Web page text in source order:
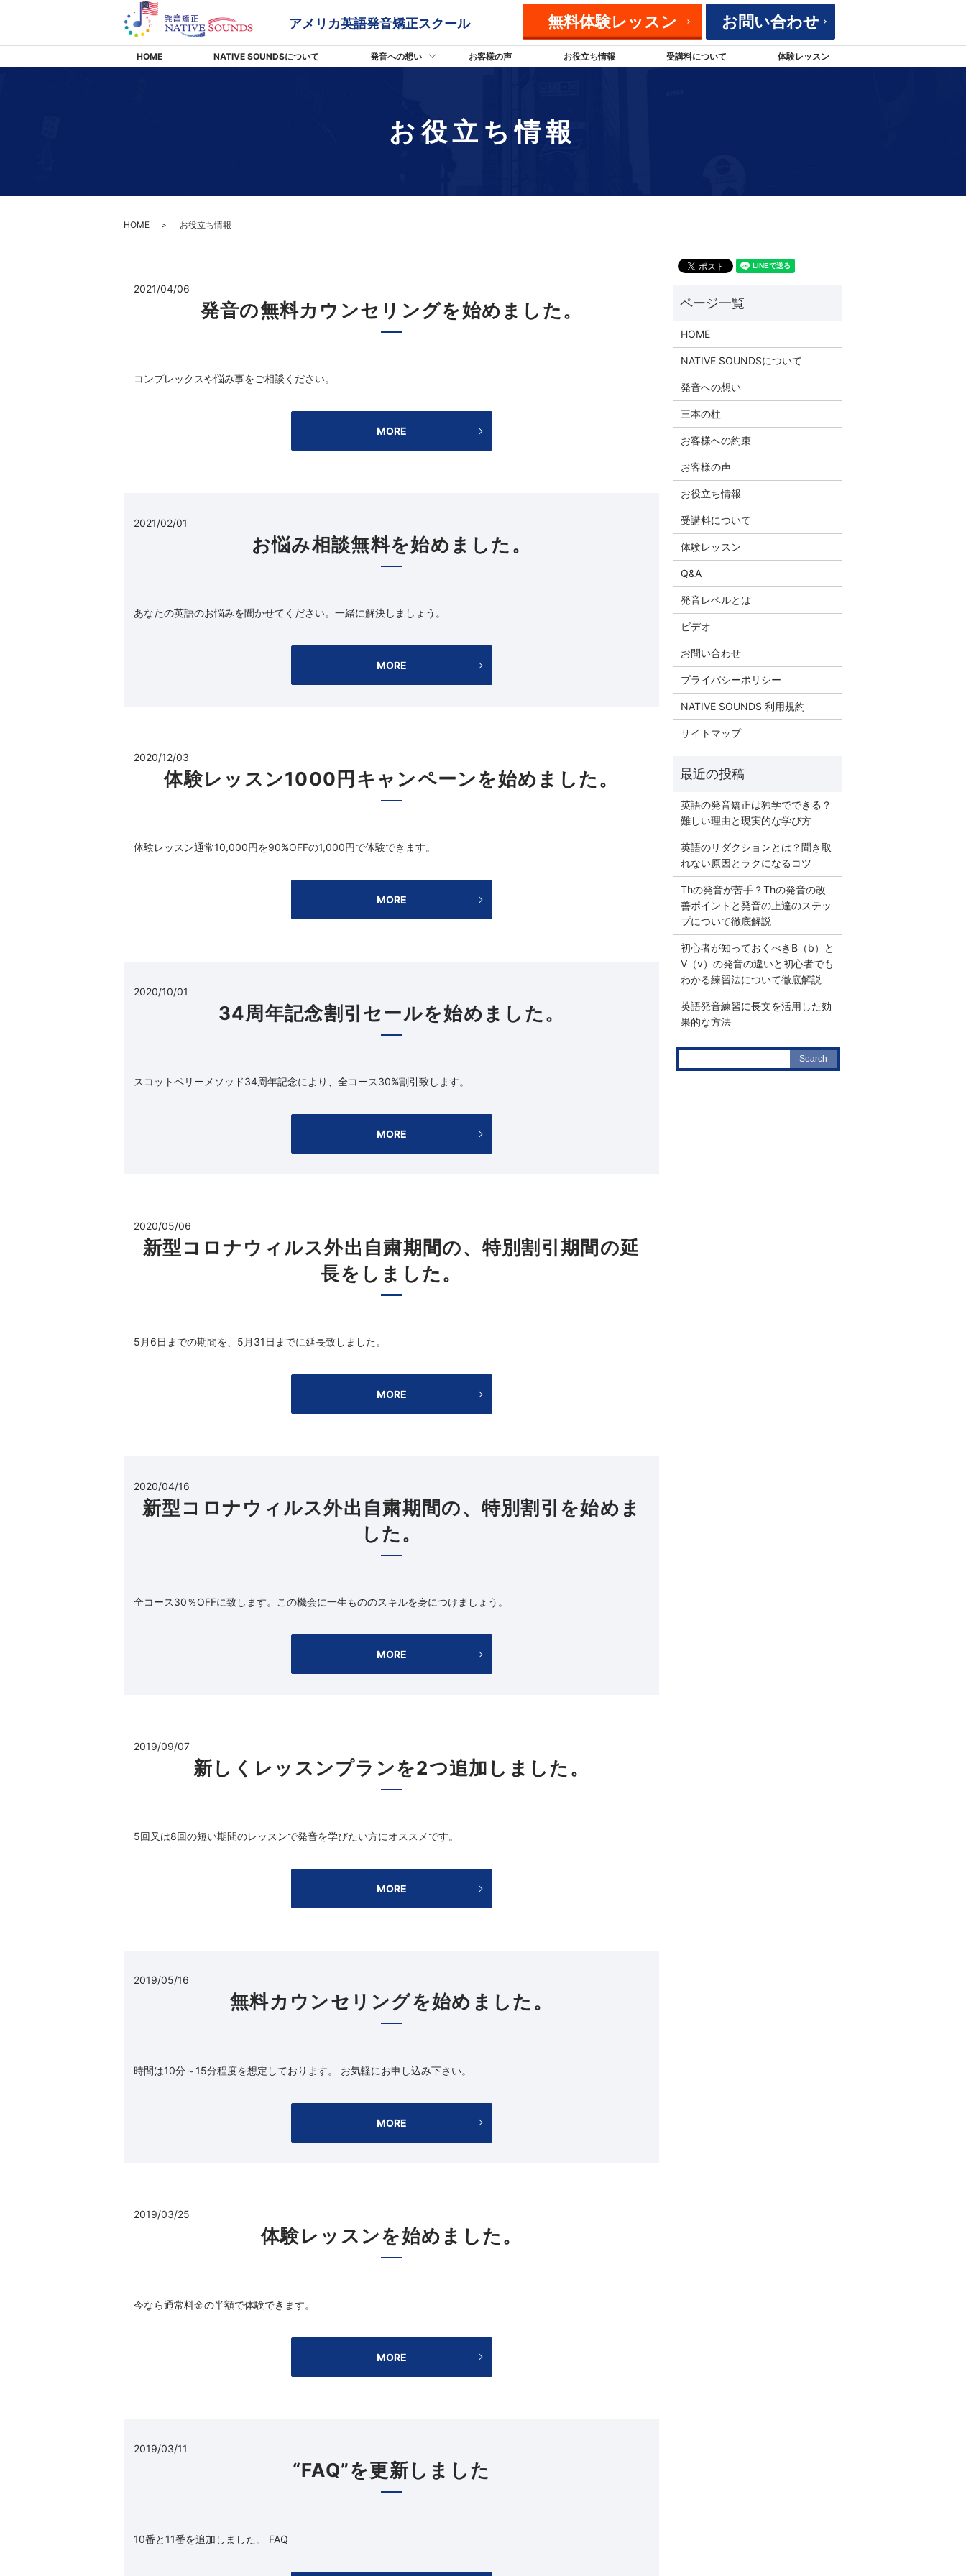
無料体験レッスン お問い合わせ
アメリカ英語発音矯正スクール
HOME NATIVE SOUNDSについて 発音への想い お客様の声 お役立ち情報 受講料について 体験レッスン
お役立ち情報
HOME お役立ち情報
2021/04/06
発音の無料カウンセリングを始めました。
コンプレックスや悩み事をご相談ください。
MORE
2021/02/01
お悩み相談無料を始めました。
あなたの英語のお悩みを聞かせてください。一緒に解決しましょう。
MORE
2020/12/03
体験レッスン1000円キャンペーンを始めました。
体験レッスン通常10,000円を90%OFFの1,000円で体験できます。
MORE
2020/10/01
34周年記念割引セールを始めました。
スコットペリーメソッド34周年記念により、全コース30%割引致します。
MORE
2020/05/06
新型コロナウィルス外出自粛期間の、特別割引期間の延
長をしました。
5月6日までの期間を、5月31日までに延長致しました。
MORE
2020/04/16
新型コロナウィルス外出自粛期間の、特別割引を始めま
した。
全コース30％OFFに致します。この機会に一生もののスキルを身につけましょう。
MORE
2019/09/07
新しくレッスンプランを2つ追加しました。
5回又は8回の短い期間のレッスンで発音を学びたい方にオススメです。
MORE
2019/05/16
無料カウンセリングを始めました。
時間は10分～15分程度を想定しております。 お気軽にお申し込み下さい。
MORE
2019/03/25
体験レッスンを始めました。
今なら通常料金の半額で体験できます。
MORE
2019/03/11
“FAQ”を更新しました
10番と11番を追加しました。 FAQ
HOME
NATIVE SOUNDSについて
発音への想い
三本の柱
お客様への約束
お客様の声
お役立ち情報
受講料について
体験レッスン
Q&A
発音レベルとは
ビデオ
お問い合わせ
プライバシーポリシー
NATIVE SOUNDS 利用規約
サイトマップ
英語の発音矯正は独学でできる？
難しい理由と現実的な学び方
英語のリダクションとは？聞き取
れない原因とラクになるコツ
Thの発音が苦手？Thの発音の改
善ポイントと発音の上達のステッ
プについて徹底解説
初心者が知っておくべきB（b）と
V（v）の発音の違いと初心者でも
わかる練習法について徹底解説
英語発音練習に長文を活用した効
果的な方法